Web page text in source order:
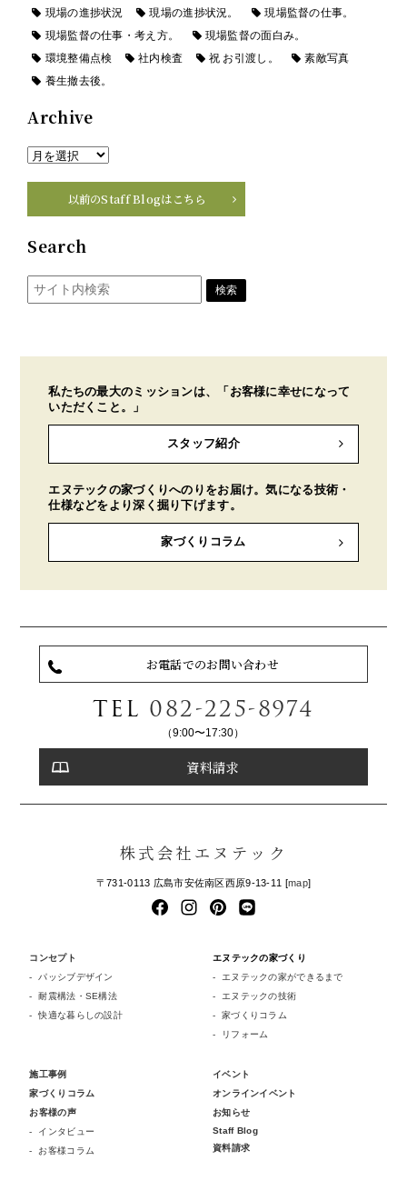
現場の進捗状況
現場の進捗状況。
現場監督の仕事。
現場監督の仕事・考え方。
現場監督の面白み。
環境整備点検
社内検査 祝 お引渡し。
素敵写真
養生撤去後。
Archive
以前のStaff Blogはこちら
Search
私たちの最大のミッションは、「お客様に幸せになって
いただくこと。」
スタッフ紹介
エヌテックの家づくりへのりをお届け。気になる技術・
仕様などをより深く掘り下げます。
家づくりコラム
お電話でのお問い合わせ
TEL 082-225-8974
（9:00〜17:30）
資料請求
株式会社エヌテック
〒731-0113 広島市安佐南区西原9-13-11 [map]
コンセプト
パッシブデザイン
耐震構法・SE構法
快適な暮らしの設計
エヌテックの家づくり
エヌテックの家ができるまで
エヌテックの技術
家づくりコラム
リフォーム
施工事例
家づくりコラム
お客様の声
インタビュー
お客様コラム
イベント
オンラインイベント
お知らせ
Staff Blog
資料請求